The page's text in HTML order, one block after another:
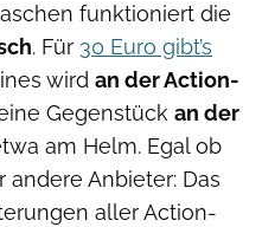
funktioniert die
. Für 30 Euro gibt’s
wird an der Action-
Gegenstück an der
am Helm. Egal ob
andere Anbieter: Das
aller Action-